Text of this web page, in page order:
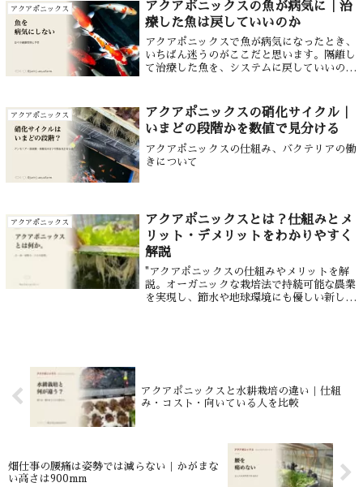
から。アクアポニックスで使うときは散布の
あいだ水面をふさぎ、葉の裏から吹き上げま
す。魚毒性は製造元に直接問い合わせた回答
を載せました。
アクアポニックス
アクアポニックスの魚が病気に｜治
療した魚は戻していいのか
アクアポニックスで魚が病気になったとき、
いちばん迷うのがここだと思います。隔離し
て治療した魚を、システムに戻していいの
は、戻さないのが原則です。（例外は、魚も
植物...
アクアポニックス
アクアポニックスの硝化サイクル｜
いまどの段階かを数値で見分ける
アクアポニックスの仕組み、バクテリアの働
きについて
アクアポニックス
アクアポニックスとは？仕組みとメ
リット・デメリットをわかりやすく
解説
"アクアポニックスの仕組みやメリットを解
説。オーガニックな栽培法で持続可能な農業
を実現し、節水や地球環境にも優しい新しい
アクアポニックスと水耕栽培の違い｜仕組
み・コスト・向いている人を比較
畑仕事の腰痛は姿勢では減らない｜かがまな
い高さは900mm